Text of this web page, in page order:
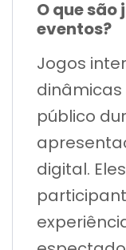
O que
eventos?
Jogos
público
digital.